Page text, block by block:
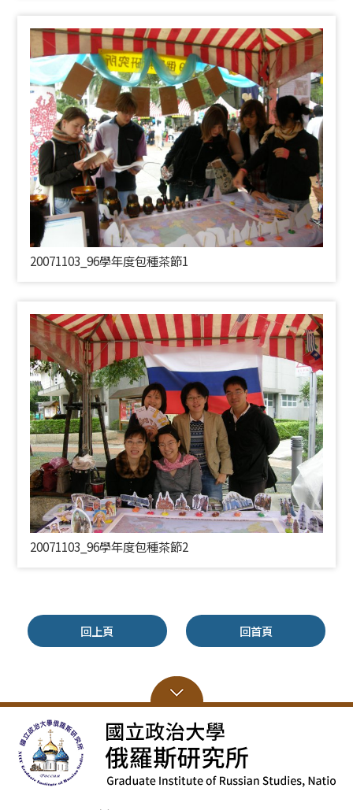
20071103_96學年度包種茶節1
20071103_96學年度包種茶節2
回上頁 回首頁